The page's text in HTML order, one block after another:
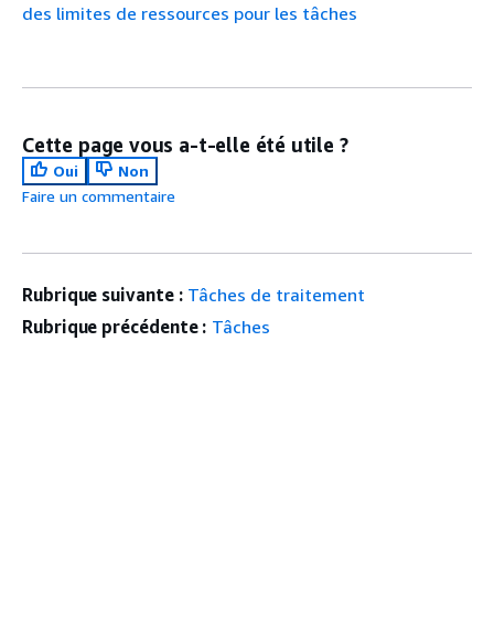
des limites de ressources pour les tâches
Cette page vous a-t-elle été utile ?
Oui
Non
Faire un commentaire
Rubrique suivante : Tâches de traitement
Rubrique précédente : Tâches